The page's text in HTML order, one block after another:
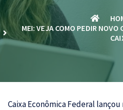
MEI: VEJA COMO PEDIR NOVO
Caixa Econômica Federal lançou